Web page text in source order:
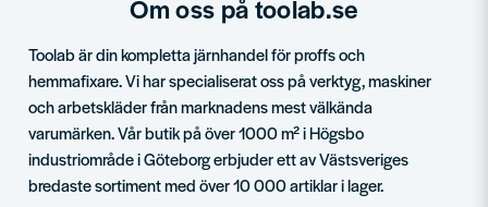
Om oss på toolab.se
Toolab är din kompletta järnhandel för proffs och
hemmafixare. Vi har specialiserat oss på verktyg, maskiner
och arbetskläder från marknadens mest välkända
varumärken. Vår butik på över 1000 m² i Högsbo
industriområde i Göteborg erbjuder ett av Västsveriges
bredaste sortiment med över 10 000 artiklar i lager.